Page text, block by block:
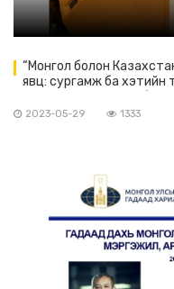
“Монгол болон
явц: сургамж ба хэтийн
2023-05-29 1333